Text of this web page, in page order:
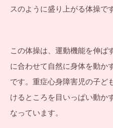
スのように盛り上がる体操で
この体操は、運動機能を伸ば
に合わせて自然に身体を動か
です。重症心身障害児の子ど
けるところを目いっぱい動か
なっています。